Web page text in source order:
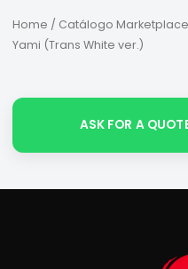
Home / Catálogo
Yami (Trans White ver.)
ASK FOR A